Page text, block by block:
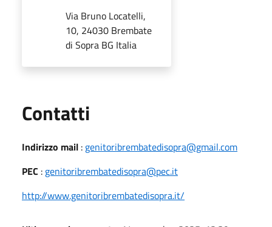
Via Bruno Locatelli,
10, 24030 Brembate
di Sopra BG Italia
Contatti
Indirizzo mail : genitoribrembatedisopra@gmail.com
PEC : genitoribrembatedisopra@pec.it
http://www.genitoribrembatedisopra.it/